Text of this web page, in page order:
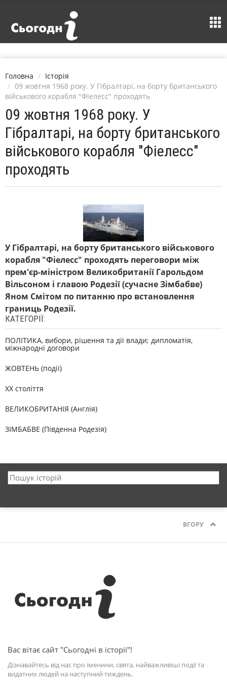
Головна
Історія
09 жовтня 1968 року. У Гібралтарі, на борту британського
військового корабля "Фіелесс" проходять
09 жовтня 1968 року. У
Гібралтарі, на борту британського
військового корабля "Фіелесс"
проходять
У Гібралтарі, на борту британського військового
корабля "Фіелесс" проходять переговори між
прем'єр-міністром Великобританії Гарольдом
Вільсоном і главою Родезії (сучасне Зімбабве)
Яном Смітом по питанню про встановлення
границь Родезії.
КАТЕГОРІЇ:
ПОЛІТИКА, вибори, рішення та дії влади; дипломатія,
міжнародні договори
ЖОВТЕНЬ (події)
XX століття
ВЕЛИКОБРИТАНІЯ (Англія)
ЗІМБАБВЕ (Південна Родезія)
ВГОРУ
Вас вітає сайт "Сьогодні в історії"!
Дізнавайтесь від нас про іменини, свята, найважливіші події та
видатних людей на наступний тиждень.